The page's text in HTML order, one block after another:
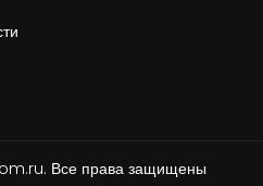
Все права защищены